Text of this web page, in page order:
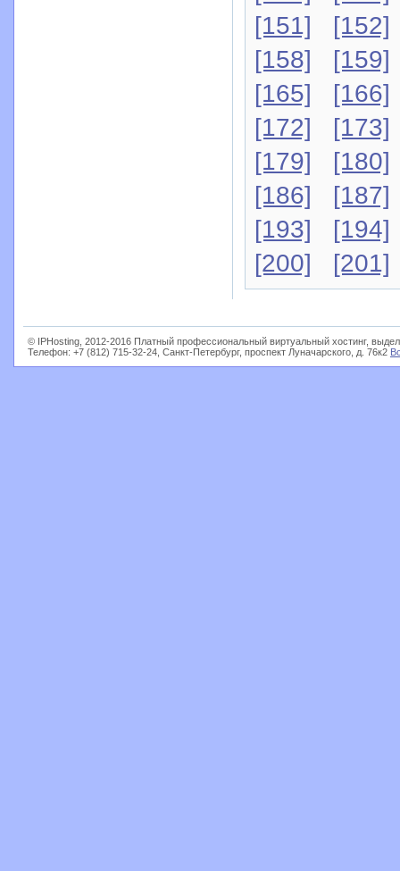
[151]
[152]
[158]
[159]
[165]
[166]
[172]
[173]
[179]
[180]
[186]
[187]
[193]
[194]
[200]
[201]
© IPHosting, 2012-2016 Платный профессиональный виртуальный хостинг,
Телефон: +7 (812) 715-32-24, Санкт-Петербург, проспект Луначарского, д. 76к2